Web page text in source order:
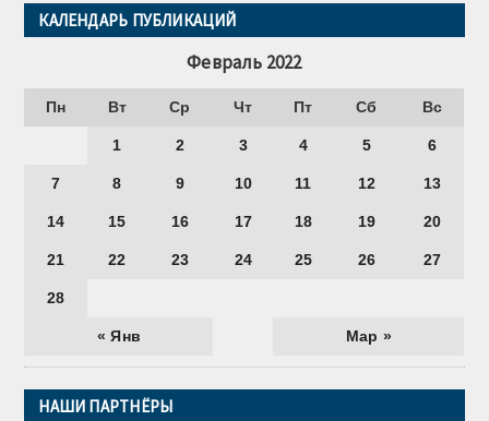
КАЛЕНДАРЬ ПУБЛИКАЦИЙ
Февраль 2022
Пн Вт Ср Чт Пт Сб Вс
« Янв Мар »
1 2 3 4 5 6
7 8 9 10 11 12 13
14 15 16 17 18 19 20
21 22 23 24 25 26 27
28
НАШИ ПАРТНЁРЫ